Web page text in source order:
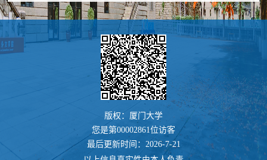
版权：厦门大学
您是第00002861位访客
最后更新时间： 2026-7-21